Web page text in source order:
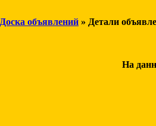
Доска объявлений » Детали
На